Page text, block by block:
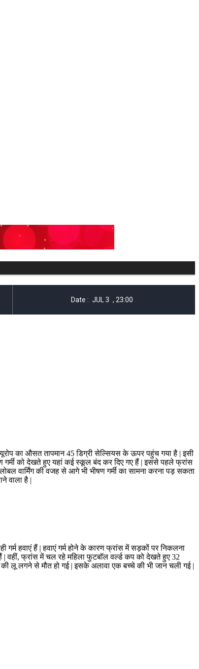
यूरोप का औसत तापमान 45 डिग्री सेल्सियस के ऊपर पहुंच गया है | इसी
गर्मी को देखते हुए यहां कई स्कूल बंद कर दिए गए हैं | इससे पहले फ्रांस
वार्मिंग की वजह से आगे भी भीषण गर्मी का सामना करना पड़ सकता
वाला है |
हवाएं हैं | हवाएं गर्म होने के कारण फ्रांस में सड़कों पर निकलना
| वहीं, फ्रांस में चल रहे महिला फुटबॉल वर्ल्ड कप को देखते हुए 32
की लू लगने से मौत हो गई | इसके अलावा एक बच्चे की भी जान चली गई |